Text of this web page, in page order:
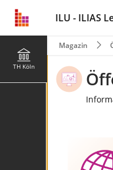
ILU - ILIAS
TH Köln
Magazin